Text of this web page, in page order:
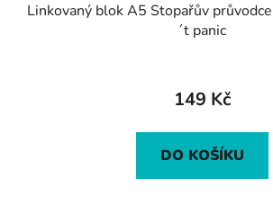
Linkovaný blok A5 Stopařův
´t panic
149 Kč
DO KOŠÍKU